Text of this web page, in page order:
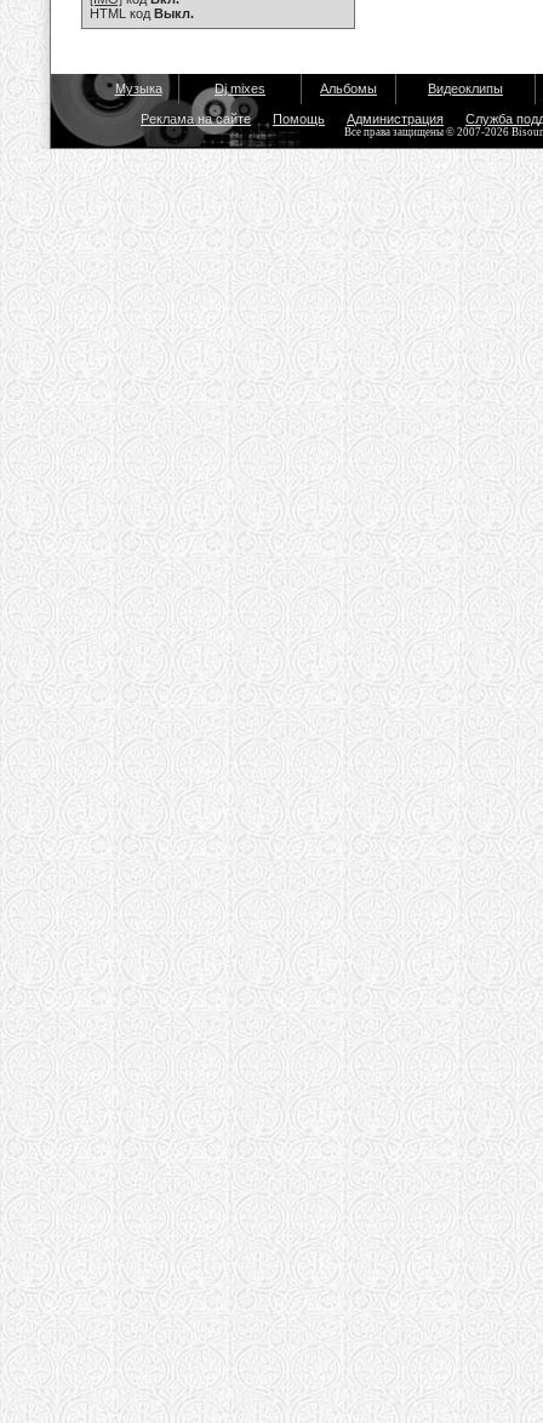
HTML код Выкл.
Музыка Dj mixes Альбомы Видеоклипы
Реклама на сайте Помощь Администрация Служба
Все права защищены © 2007-2026